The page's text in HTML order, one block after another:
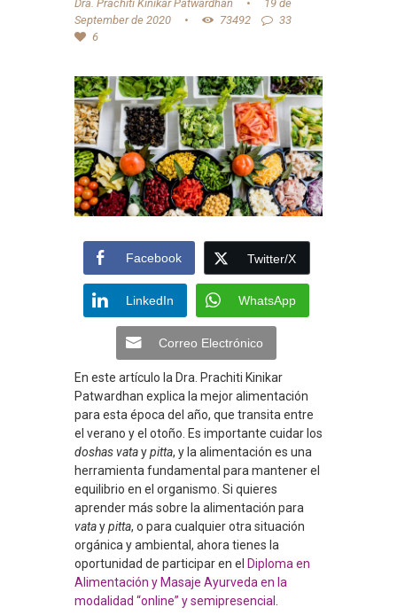
Dra. Prachiti Kinikar Patwardhan
19 de
September de 2020
73492
33
6
Facebook Twitter/X
LinkedIn WhatsApp
Correo Electrónico
En este artículo la Dra. Prachiti Kinikar
Patwardhan explica la mejor alimentación
para esta época del año, que transita entre
el verano y el otoño. Es importante cuidar los
doshas vataypitta, y la alimentación es una
herramienta fundamental para mantener el
equilibrio en el organismo. Si quieres
aprender más sobre la alimentación para
vataypitta, o para cualquier otra situación
orgánica y ambiental, ahora tienes la
oportunidad de participar en el Diploma en
Alimentación y Masaje Ayurveda en la
modalidad “online” y semipresencial